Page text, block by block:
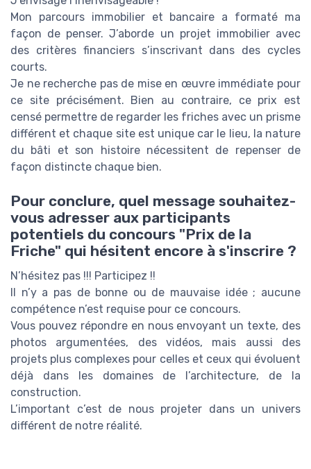
Mon parcours immobilier et bancaire a formaté ma
façon de penser. J’aborde un projet immobilier avec
des critères financiers s’inscrivant dans des cycles
courts.
Je ne recherche pas de mise en œuvre immédiate pour
ce site précisément. Bien au contraire, ce prix est
censé permettre de regarder les friches avec un prisme
différent et chaque site est unique car le lieu, la nature
du bâti et son histoire nécessitent de repenser de
façon distincte chaque bien.
Pour conclure, quel message souhaitez-
vous adresser aux participants
potentiels du concours "Prix de la
Friche" qui hésitent encore à s'inscrire ?
N’hésitez pas !!! Participez !!
Il n’y a pas de bonne ou de mauvaise idée ; aucune
compétence n’est requise pour ce concours.
Vous pouvez répondre en nous envoyant un texte, des
photos argumentées, des vidéos, mais aussi des
projets plus complexes pour celles et ceux qui évoluent
déjà dans les domaines de l’architecture, de la
construction.
L’important c’est de nous projeter dans un univers
différent de notre réalité.